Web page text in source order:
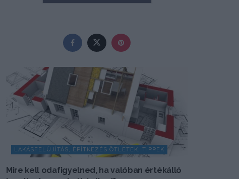
LAKÁSFELÚJÍTÁS, ÉPÍTKEZÉS ÖTLETEK, TIPPEK
Mire kell odafigyelned, ha valóban értékálló